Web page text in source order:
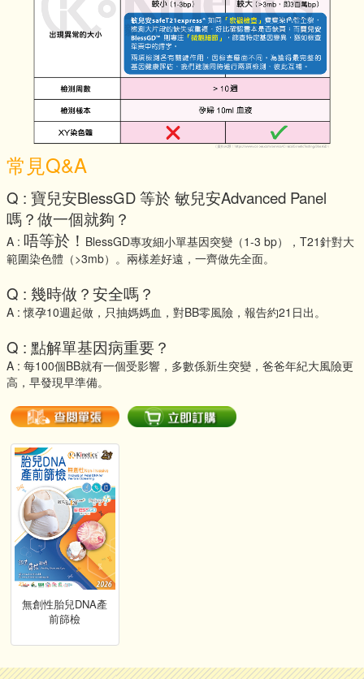
常見Q&A
Q : 寶兒安BlessGD 等於 敏兒安Advanced Panel
嗎？做一個就夠？
A : 唔等於！ BlessGD專攻細小單基因突變（1-3 bp），T21針對大
範圍染色體（>3mb）。兩樣差好遠，一齊做先全面。
Q : 幾時做？安全嗎？
A : 懷孕10週起做，只抽媽媽血，對BB零風險，報告約21日出。
Q : 點解單基因病重要？
A : 每100個BB就有一個受影響，多數係新生突變，爸爸年紀大風險更
高，早發現早準備。
無創性胎兒DNA產
前篩檢